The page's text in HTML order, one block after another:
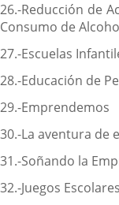
26.-Reducción de
Consumo de
27.-Escuelas
28.-Educación de
29.-Emprendemos
30.-La aventura de
31.-Soñando la
32.-Juegos Escolares